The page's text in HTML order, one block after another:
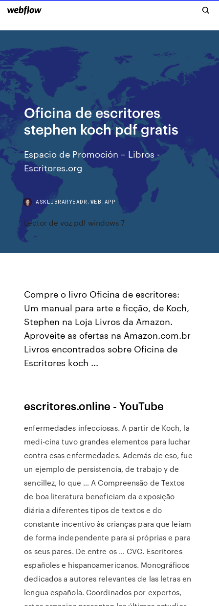
Oficina de escritores
stephen koch pdf gratis
Espacio de Promoción – Libros -
Escritores.org
ASKLIBRARYEADR.WEB.APP
Lector de voz pdf windows 7
Compre o livro Oficina de escritores:
Um manual para arte e ficção, de Koch,
Stephen na Loja Livros da Amazon.
Aproveite as ofertas na Amazon.com.br
Livros encontrados sobre Oficina de
Escritores koch ...
escritores.online - YouTube
enfermedades infecciosas. A partir de Koch, la
medi-cina tuvo grandes elementos para luchar
contra esas enfermedades. Además de eso, fue
un ejemplo de persistencia, de trabajo y de
sencillez, lo que … A Compreensão de Textos
de boa literatura beneficiam da exposição
diária a diferentes tipos de textos e do
constante incentivo às crianças para que leiam
de forma independente para si próprias e para
os seus pares. De entre os … CVC. Escritores
españoles e hispanoamericanos. Monográficos
dedicados a autores relevantes de las letras en
lengua española. Coordinados por expertos,